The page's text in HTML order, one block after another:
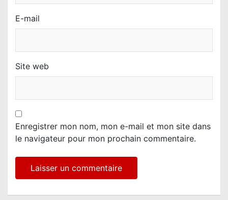
E-mail
Site web
Enregistrer mon nom, mon e-mail et mon site dans
le navigateur pour mon prochain commentaire.